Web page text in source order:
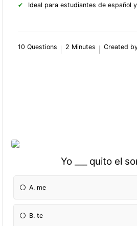
Ideal para estudiantes de español
10 Questions 2 Minutes Created
Yo ___ quito el
A. me
B. te